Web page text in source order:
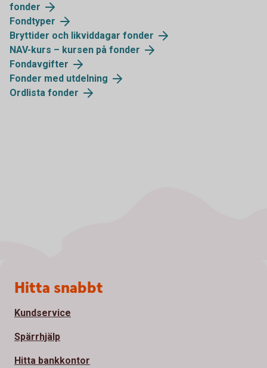
fonder
Fondtyper
Bryttider och likviddagar fonder
NAV-kurs – kursen på fonder
Fondavgifter
Fonder med utdelning
Ordlista fonder
Sidfot
Hitta snabbt
Kundservice
Spärrhjälp
Hitta bankkontor